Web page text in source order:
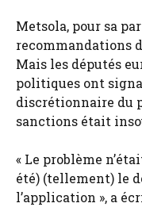
Metsola, pour sa
recommandations
Mais les députés
politiques ont
discrétionnaire du
sanctions était
« Le problème
été) (tellement) le
l’application », a